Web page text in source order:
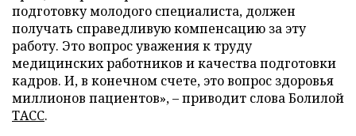
подготовку молодого специалиста, должен
получать справедливую компенсацию за эту
работу. Это вопрос уважения к труду
медицинских работников и качества подготовки
кадров. И, в конечном счете, это вопрос здоровья
миллионов пациентов», – приводит слова Болилой
ТАСС.